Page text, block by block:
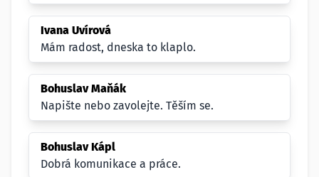
Ivana Uvírová
Mám radost, dneska to klaplo.
Bohuslav Maňák
Napište nebo zavolejte. Těším se.
Bohuslav Kápl
Dobrá komunikace a práce.